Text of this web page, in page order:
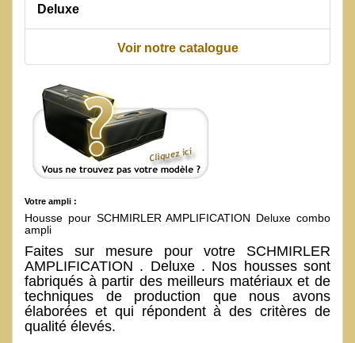
Deluxe
Voir notre catalogue
Votre ampli :
Housse pour SCHMIRLER AMPLIFICATION Deluxe combo
ampli
Faites sur mesure pour votre SCHMIRLER
AMPLIFICATION . Deluxe . Nos housses sont
fabriqués à partir des meilleurs matériaux et de
techniques de production que nous avons
élaborées et qui répondent à des critères de
qualité élevés.